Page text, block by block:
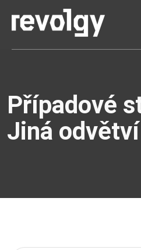
Případové
Jiná odvětví